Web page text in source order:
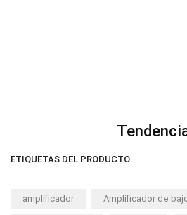
ETIQUETAS DEL PRODUCTO
amplificador Amplificador de